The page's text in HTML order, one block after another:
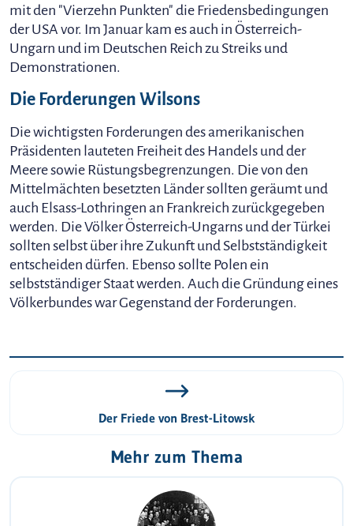
mit den "Vierzehn Punkten" die Friedensbedingungen
der USA vor. Im Januar kam es auch in Österreich-
Ungarn und im Deutschen Reich zu Streiks und
Demonstrationen.
Die Forderungen Wilsons
Die wichtigsten Forderungen des amerikanischen
Präsidenten lauteten Freiheit des Handels und der
Meere sowie Rüstungsbegrenzungen. Die von den
Mittelmächten besetzten Länder sollten geräumt und
auch Elsass-Lothringen an Frankreich zurückgegeben
werden. Die Völker Österreich-Ungarns und der Türkei
sollten selbst über ihre Zukunft und Selbstständigkeit
entscheiden dürfen. Ebenso sollte Polen ein
selbstständiger Staat werden. Auch die Gründung eines
Völkerbundes war Gegenstand der Forderungen.
Der Friede von Brest-Litowsk
Mehr zum Thema